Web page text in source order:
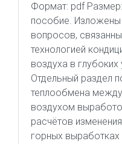
Формат: pdf
пособие. Изложены
вопросов,
технологией
воздуха в
Отдельный раздел
теплообмена
воздухом
расчётов
горных выработках